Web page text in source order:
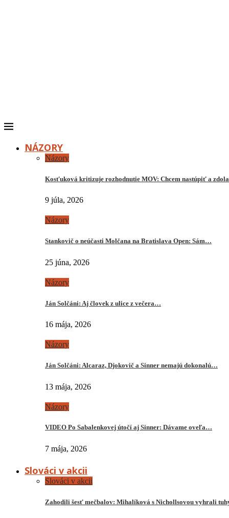
NÁZORY
Názory
Kosťuková kritizuje rozhodnutie MOV: Chcem nastúpiť a
9 júla, 2026
Názory
Stankovič o neúčasti Molčana na Bratislava Open: Sám…
25 júna, 2026
Názory
Ján Solčáni: Aj človek z ulice z večera…
16 mája, 2026
Názory
Ján Solčáni: Alcaraz, Djokovič a Sinner nemajú dokonalú…
13 mája, 2026
Názory
VIDEO Po Sabalenkovej útočí aj Sinner: Dávame oveľa…
7 mája, 2026
Slováci v akcii
Slováci v akcii
Zahodili šesť mečbalov: Mihalíková s Nichollsovou vyhrali